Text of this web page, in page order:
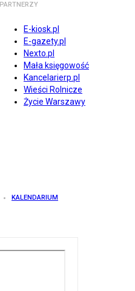
PARTNERZY
E-kiosk.pl
E-gazety.pl
Nexto.pl
Mała księgowość
Kancelarierp.pl
Wieści Rolnicze
Życie Warszawy
KALENDARIUM